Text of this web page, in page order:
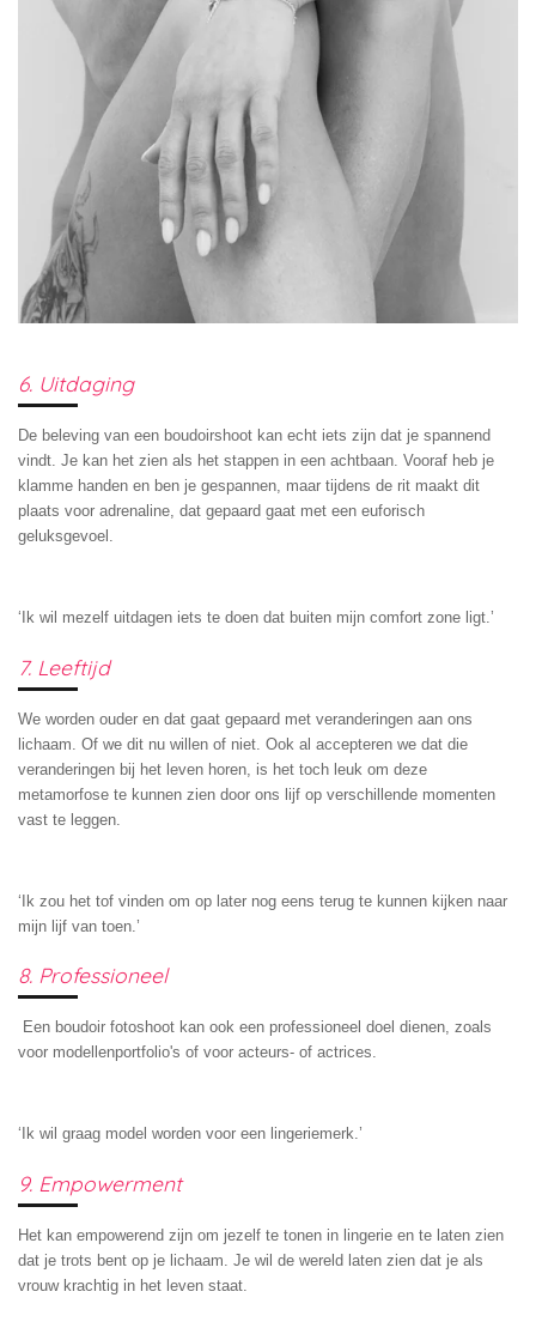
6. Uitdaging
De beleving van een boudoirshoot kan echt iets zijn dat je spannend
vindt. Je kan het zien als het stappen in een achtbaan. Vooraf heb je
klamme handen en ben je gespannen, maar tijdens de rit maakt dit
plaats voor adrenaline, dat gepaard gaat met een euforisch
geluksgevoel.
‘Ik wil mezelf uitdagen iets te doen dat buiten mijn comfort zone ligt.’
7. Leeftijd
We worden ouder en dat gaat gepaard met veranderingen aan ons
lichaam. Of we dit nu willen of niet. Ook al accepteren we dat die
veranderingen bij het leven horen, is het toch leuk om deze
metamorfose te kunnen zien door ons lijf op verschillende momenten
vast te leggen.
‘Ik zou het tof vinden om op later nog eens terug te kunnen kijken naar
mijn lijf van toen.’
8. Professioneel
Een boudoir fotoshoot kan ook een professioneel doel dienen, zoals
voor modellenportfolio's of voor acteurs- of actrices.
‘Ik wil graag model worden voor een lingeriemerk.’
9. Empowerment
Het kan empowerend zijn om jezelf te tonen in lingerie en te laten zien
dat je trots bent op je lichaam. Je wil de wereld laten zien dat je als
vrouw krachtig in het leven staat.